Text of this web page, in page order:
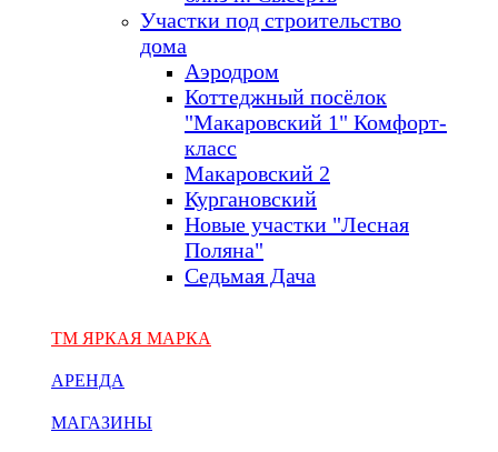
Участки под строительство
дома
Аэродром
Коттеджный посёлок
"Макаровский 1" Комфорт-
класс
Макаровский 2
Кургановский
Новые участки "Лесная
Поляна"
Седьмая Дача
ТМ ЯРКАЯ МАРКА
АРЕНДА
МАГАЗИНЫ